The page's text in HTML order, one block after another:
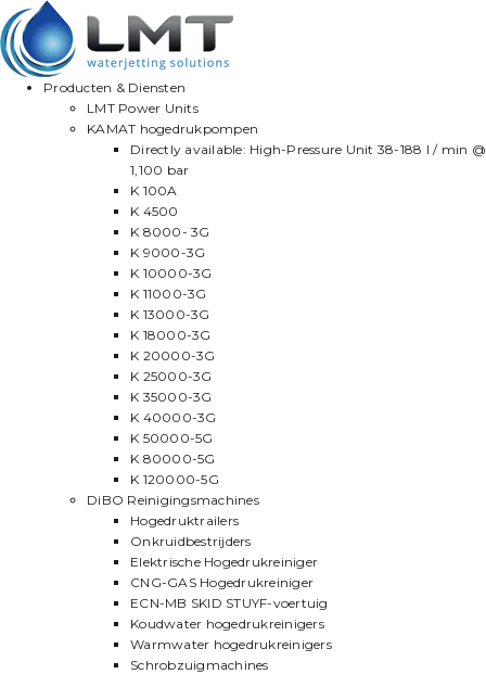
Producten & Diensten
LMT Power Units
KAMAT hogedrukpompen
Directly available: High-Pressure Unit 38-188 l / min @
1,100 bar
K 100A
K 4500
K 8000- 3G
K 9000-3G
K 10000-3G
K 11000-3G
K 13000-3G
K 18000-3G
K 20000-3G
K 25000-3G
K 35000-3G
K 40000-3G
K 50000-5G
K 80000-5G
K 120000-5G
DiBO Reinigingsmachines
Hogedruktrailers
Onkruidbestrijders
Elektrische Hogedrukreiniger
CNG-GAS Hogedrukreiniger
ECN-MB SKID STUYF-voertuig
Koudwater hogedrukreinigers
Warmwater hogedrukreinigers
Schrobzuigmachines